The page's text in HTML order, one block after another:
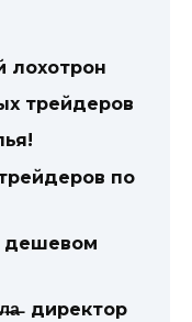
лохотрон
трейдеров
по
дешевом
директор